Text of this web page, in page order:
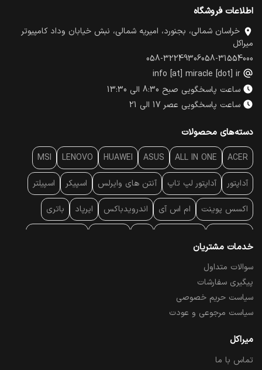
اطلاعات فروشگاه
خراسان شمالی، بجنورد، امیریه شمالی، نبش خیابان وداد کامپیوتر
میراکل
058-31554000
058-32249306
info [at] miracle [dot] ir
ساعت پاسخگویی صبح 8:30 الی 13:30
ساعت پاسخگویی عصر 17 الی 21
دسته‌های محصولات
ACER
ALL IN ONE
ASUS
HUAWEI
LENOVO
MSI
آداپتور آداپتور لپ تاپ آنتن‌ های وایرلس اسپیکر اسپیلتر
اکسس پوینت ام اس آی اندرویدباکس ایرپاد باتری
پایه سقفی
پرده نمایش
تبلت و موبایل تجهیزات پسیو شبکه
تلویزیون
درایو نوری
خدمات مشتریان
سوالات متداول
پیگیری سفارشات
سیاست حریم خصوصی
سیاست مرجوعی و عودت
میراکل
تماس با ما